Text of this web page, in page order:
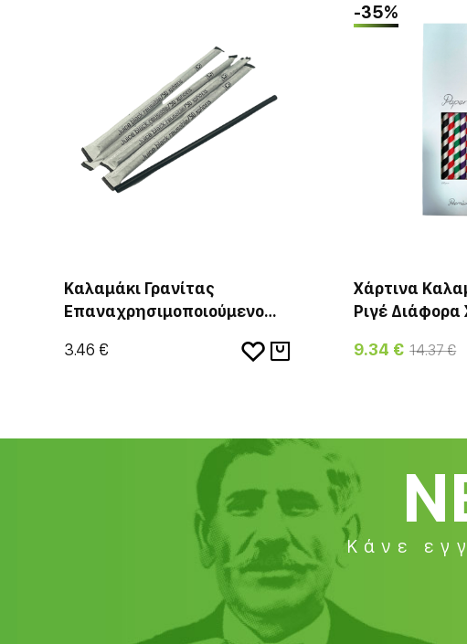
Καλαμάκι Γρανίτας
Επαναχρησιμοποιούμενο
3.46 €
-35%
Χάρτινα
Ριγέ
9.34 € 14.37 €
Κάνε